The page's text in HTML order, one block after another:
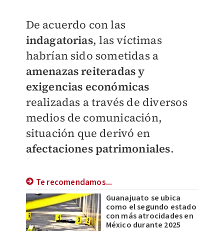
De acuerdo con las
indagatorias, las víctimas
habrían sido sometidas a
amenazas reiteradas y
exigencias económicas
realizadas a través de diversos
medios de comunicación,
situación que derivó en
afectaciones patrimoniales.
Te recomendamos...
Guanajuato se ubica
como el segundo estado
con más atrocidades en
México durante 2025